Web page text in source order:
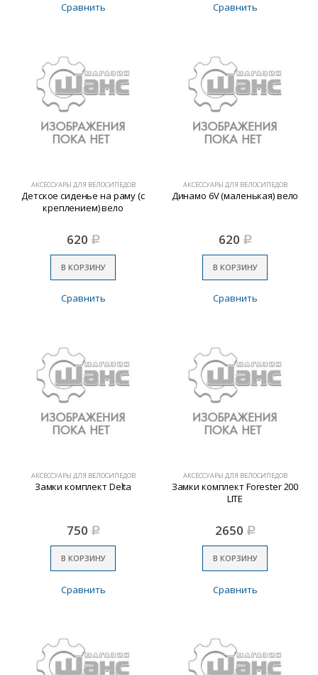
Сравнить Сравнить
АКСЕССУАРЫ ДЛЯ ВЕЛОСИПЕДОВ
Детское сиденье на раму (с
креплением) вело
620 Р
В КОРЗИНУ
Сравнить
АКСЕССУАРЫ ДЛЯ ВЕЛОСИПЕДОВ
Динамо 6V (маленькая) вело
620 Р
В КОРЗИНУ
Сравнить
АКСЕССУАРЫ ДЛЯ ВЕЛОСИПЕДОВ
Замки комплект Delta
750 Р
В КОРЗИНУ
Сравнить
АКСЕССУАРЫ ДЛЯ ВЕЛОСИПЕДОВ
Замки комплект Forester 200
LITE
2650 Р
В КОРЗИНУ
Сравнить